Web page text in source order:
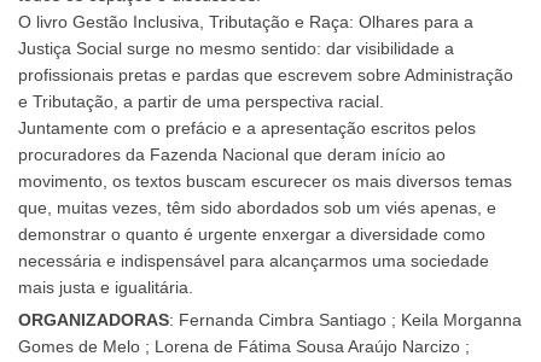
O livro Gestão Inclusiva, Tributação e Raça: Olhares para a
Justiça Social surge no mesmo sentido: dar visibilidade a
profissionais pretas e pardas que escrevem sobre Administração
e Tributação, a partir de uma perspectiva racial.
Juntamente com o prefácio e a apresentação escritos pelos
procuradores da Fazenda Nacional que deram início ao
movimento, os textos buscam escurecer os mais diversos temas
que, muitas vezes, têm sido abordados sob um viés apenas, e
demonstrar o quanto é urgente enxergar a diversidade como
necessária e indispensável para alcançarmos uma sociedade
mais justa e igualitária.
ORGANIZADORAS: Fernanda Cimbra Santiago ; Keila Morganna
Gomes de Melo ; Lorena de Fátima Sousa Araújo Narcizo ;